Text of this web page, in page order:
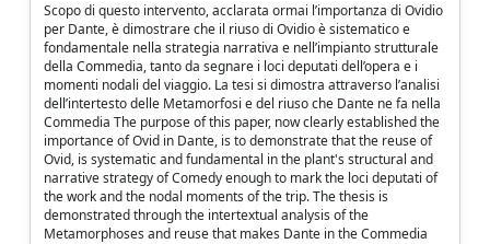
Scopo di questo intervento, acclarata ormai l’importanza di Ovidio
per Dante, è dimostrare che il riuso di Ovidio è sistematico e
fondamentale nella strategia narrativa e nell’impianto strutturale
della Commedia, tanto da segnare i loci deputati dell’opera e i
momenti nodali del viaggio. La tesi si dimostra attraverso l’analisi
dell’intertesto delle Metamorfosi e del riuso che Dante ne fa nella
Commedia The purpose of this paper, now clearly established the
importance of Ovid in Dante, is to demonstrate that the reuse of
Ovid, is systematic and fundamental in the plant's structural and
narrative strategy of Comedy enough to mark the loci deputati of
the work and the nodal moments of the trip. The thesis is
demonstrated through the intertextual analysis of the
Metamorphoses and reuse that makes Dante in the Commedia